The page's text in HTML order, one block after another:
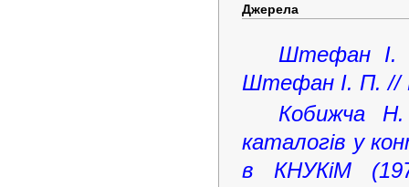
Джерела
Штефан І.
Штефан І. П. //
Кобижча Н.
каталогів у
в КНУКіМ